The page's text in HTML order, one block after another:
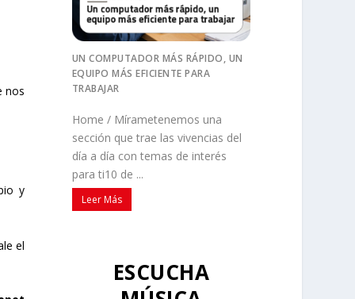
nos
y
el
UN COMPUTADOR MÁS RÁPIDO, UN
EQUIPO MÁS EFICIENTE PARA
TRABAJAR
Home / Mírametenemos una
sección que trae las vivencias del
día a día con temas de interés
para ti10 de ...
Leer Más
ESCUCHA